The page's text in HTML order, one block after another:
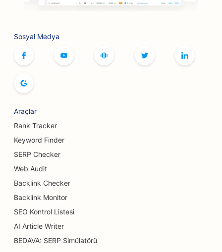
Masa Oyunu Kafeleri için SEO
Ekmek Fırınları için SEO
Meme Büyütme Hizmetleri için SEO
Açık Büfe Restoranlar için SEO
Burger Kamyonları için SEO
Pasta Dükkanları için SEO
Yanık Cerrahları için SEO
Araba Yıkamaları için SEO
Sosyal Medya
Araçlar
Rank Tracker
Keyword Finder
SERP Checker
Web Audit
Backlink Checker
Backlink Monitor
SEO Kontrol Listesi
AI Article Writer
BEDAVA: SERP Simülatörü